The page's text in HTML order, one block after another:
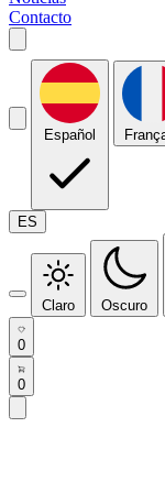
Contacto
Español
ES
Claro Oscuro
0
0